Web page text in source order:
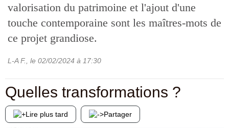
valorisation du patrimoine et l'ajout d'une
touche contemporaine sont les maîtres-mots de
ce projet grandiose.
L-A F. , le 02/02/2024 à 17:30
Quelles transformations ?
Lire plus tard Partager